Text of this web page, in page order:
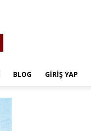
BLOG GIRIŞ YAP